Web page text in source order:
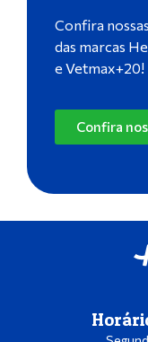
Confira
das marcas
e Vetmax+20!
Confira